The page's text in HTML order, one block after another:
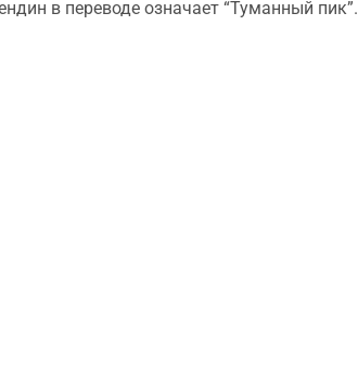
в переводе означает “Туманный пик”.